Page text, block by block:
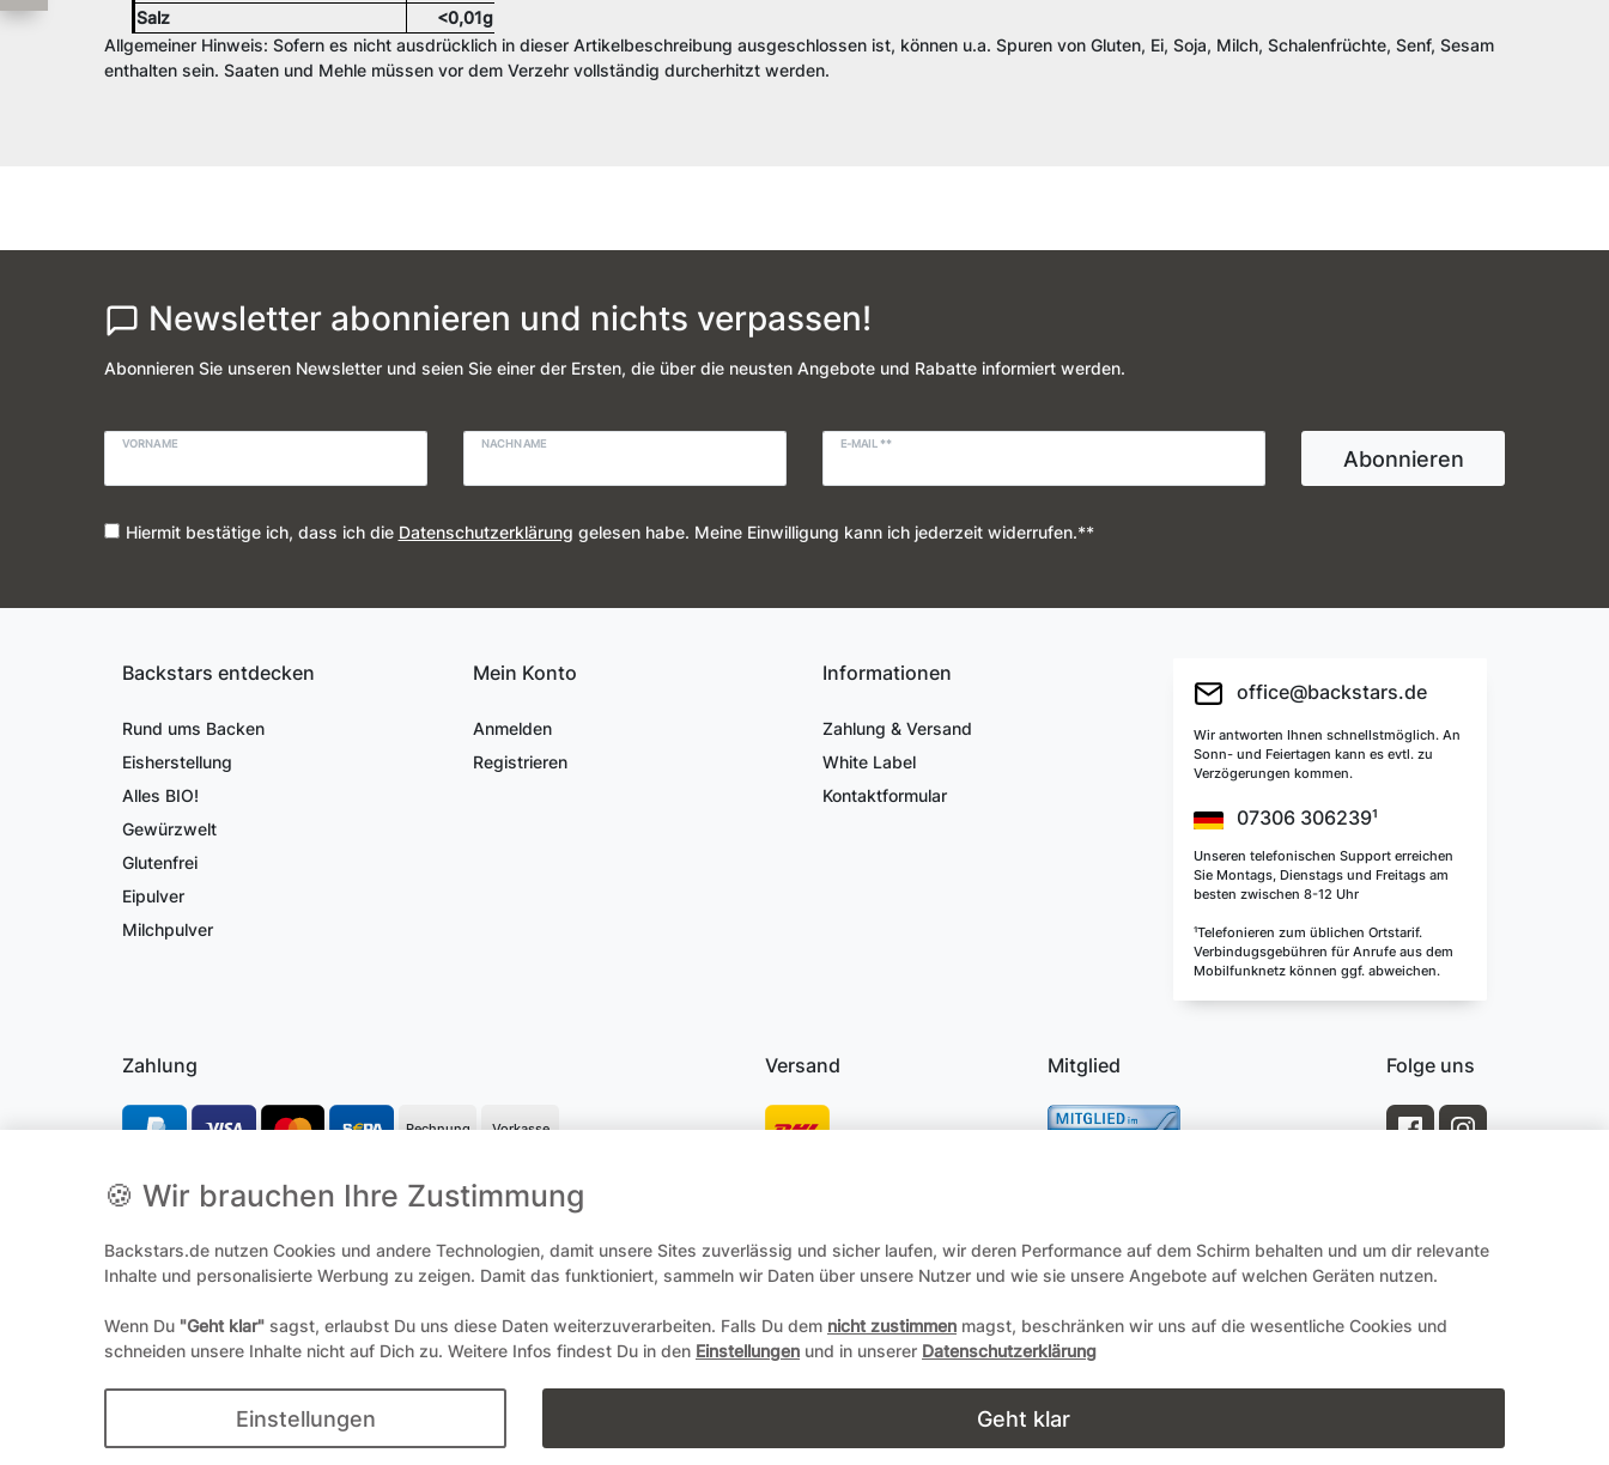
Salz
<0,01g
Allgemeiner Hinweis: Sofern es nicht ausdrücklich in dieser Artikelbeschreibung ausgeschlossen ist, können u.a. Spuren von Gluten, Ei, Soja, Milch, Schalenfrüchte, Senf, Sesam
enthalten sein. Saaten und Mehle müssen vor dem Verzehr vollständig durcherhitzt werden.
Newsletter abonnieren und nichts verpassen!
Abonnieren Sie unseren Newsletter und seien Sie einer der Ersten, die über die neusten Angebote und Rabatte informiert werden.
VORNAME NACHNAME E-MAIL **
Abonnieren
Hiermit bestätige ich, dass ich die Daten­schutz­erklärung gelesen habe. Meine Einwilligung kann ich jederzeit widerrufen.**
Backstars entdecken
Rund ums Backen
Eisherstellung
Alles BIO!
Gewürzwelt
Glutenfrei
Eipulver
Milchpulver
Mein Konto
Anmelden
Registrieren
Informationen
Zahlung & Versand
White Label
Kontaktformular
office@backstars.de
Wir antworten Ihnen schnellstmöglich. An
Sonn- und Feiertagen kann es evtl. zu
Verzögerungen kommen.
07306 306239¹
Unseren telefonischen Support erreichen
Sie Montags, Dienstags und Freitags am
besten zwischen 8-12 Uhr
¹Telefonieren zum üblichen Ortstarif.
Verbindugsgebühren für Anrufe aus dem
Mobilfunknetz können ggf. abweichen.
Zahlung
Rechnung Vorkasse
Versand Mitglied Folge uns
**Hierbei handelt es sich um ein Pflichtfeld
Widerrufs­recht Zum Online-Widerruf Daten­schutz­erklärung AGB Impressum
© Copyright 2004-2026 durch Andreas Zöllner. Alle Rechte vorbehalten.
🍪 Wir brauchen Ihre Zustimmung
Backstars.de nutzen Cookies und andere Technologien, damit unsere Sites zuverlässig und sicher laufen, wir deren Performance auf dem Schirm behalten und um dir relevante
Inhalte und personalisierte Werbung zu zeigen. Damit das funktioniert, sammeln wir Daten über unsere Nutzer und wie sie unsere Angebote auf welchen Geräten nutzen.
Wenn Du "Geht klar" sagst, erlaubst Du uns diese Daten weiterzuverarbeiten. Falls Du dem nicht zustimmen magst, beschränken wir uns auf die wesentliche Cookies und
schneiden unsere Inhalte nicht auf Dich zu. Weitere Infos findest Du in den Einstellungen und in unserer Datenschutzerklärung
Einstellungen Geht klar